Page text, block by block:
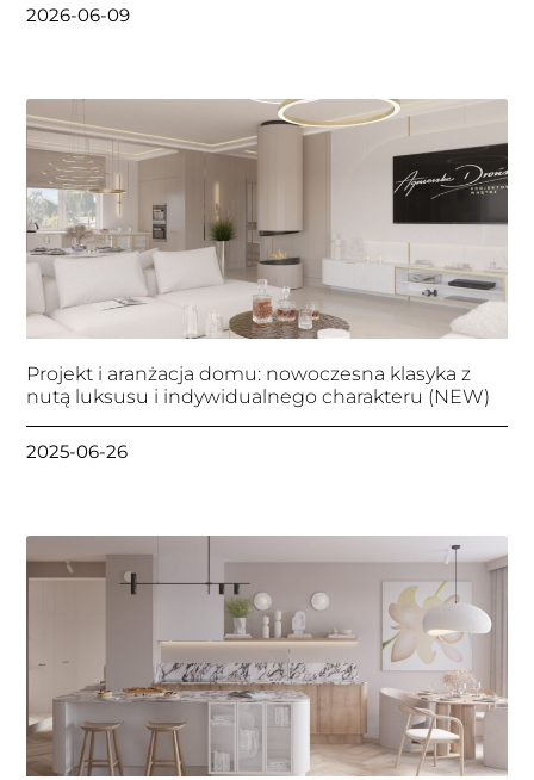
2026-06-09
Projekt i aranżacja domu: nowoczesna klasyka z
nutą luksusu i indywidualnego charakteru (NEW)
2025-06-26